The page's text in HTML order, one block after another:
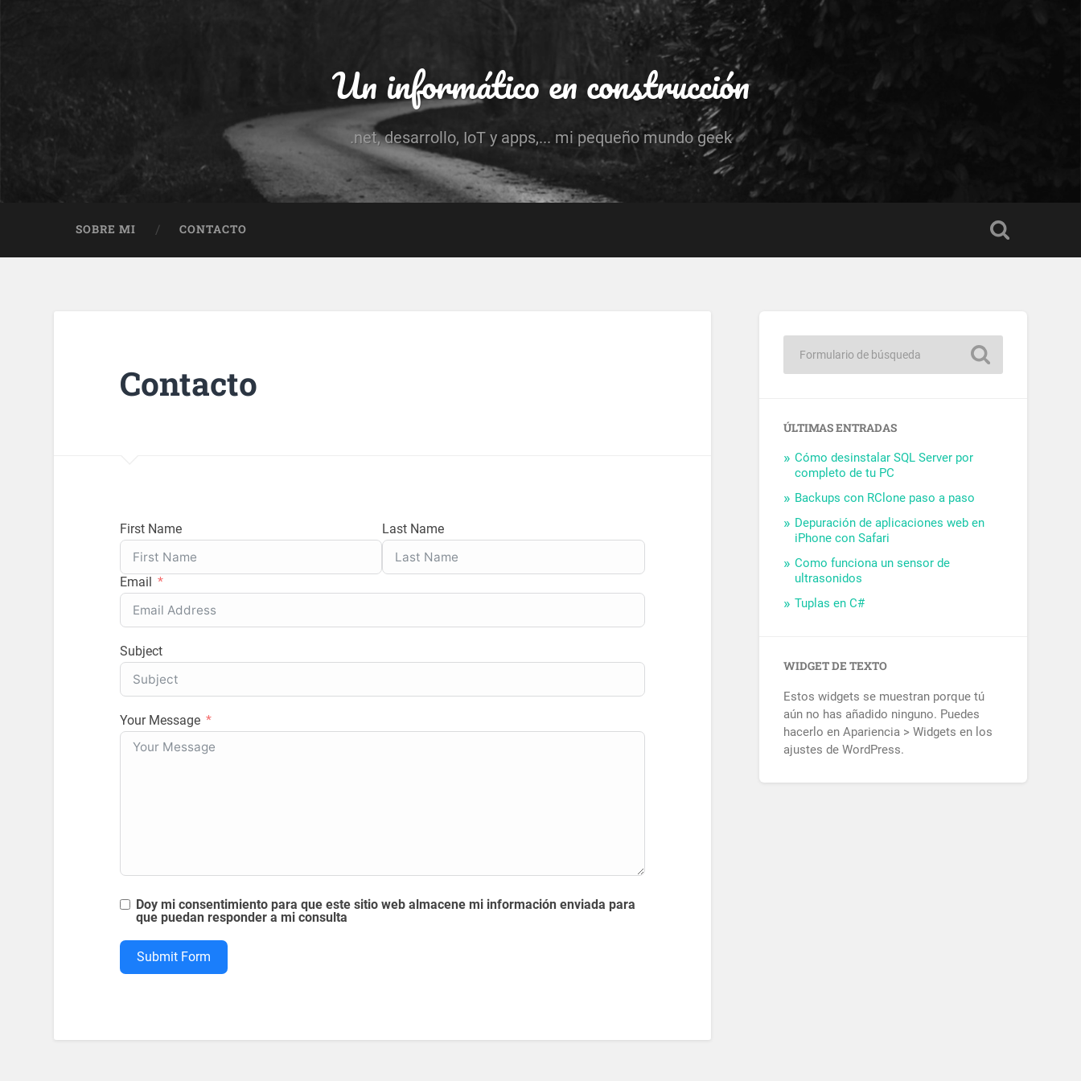
Un informático en construcción
.net, desarrollo, IoT y apps,... mi pequeño mundo geek
SOBRE MI CONTACTO
Contacto
First Name Last Name
Email
Subject
Your Message
Doy mi consentimiento para que este sitio web almacene mi información enviada para
que puedan responder a mi consulta
Submit Form
ÚLTIMAS ENTRADAS
Cómo desinstalar SQL Server por
completo de tu PC
Backups con RClone paso a paso
Depuración de aplicaciones web en
iPhone con Safari
Como funciona un sensor de
ultrasonidos
Tuplas en C#
WIDGET DE TEXTO
Estos widgets se muestran porque tú
aún no has añadido ninguno. Puedes
hacerlo en Apariencia > Widgets en los
ajustes de WordPress.